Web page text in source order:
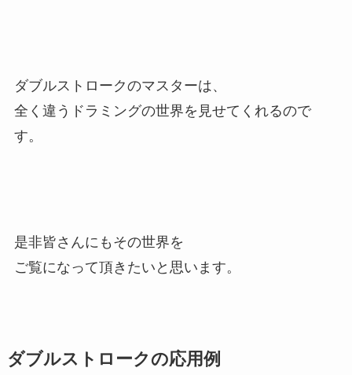
ダブルストロークのマスターは、
全く違うドラミングの世界を見せてくれるので
す。
是非皆さんにもその世界を
ご覧になって頂きたいと思います。
ダブルストロークの応用例